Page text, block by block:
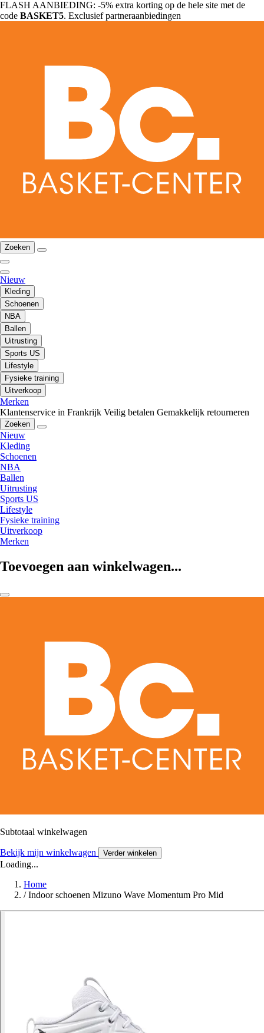
FLASH AANBIEDING: -5% extra korting op de hele site met de
code BASKET5. Exclusief partneraanbiedingen
Zoeken
Nieuw
Kleding
Schoenen
NBA
Ballen
Uitrusting
Sports US
Lifestyle
Fysieke training
Uitverkoop
Merken
Klantenservice in Frankrijk Veilig betalen Gemakkelijk retourneren
Zoeken
Nieuw
Kleding
Schoenen
NBA
Ballen
Uitrusting
Sports US
Lifestyle
Fysieke training
Uitverkoop
Merken
Toevoegen aan winkelwagen...
Subtotaal winkelwagen
Bekijk mijn winkelwagen Verder winkelen
Loading...
Home
/ Indoor schoenen Mizuno Wave Momentum Pro Mid